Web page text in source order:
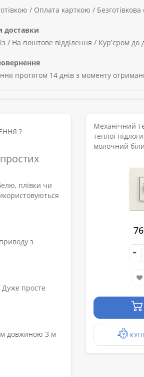
/ Оплата карткою / Безготівкова
доставки
/ На поштове відділення / Кур'єром до
протягом 14 днів з моменту
?
плівки чи
з
просте
довжиною 3 м
Механічний
теплої
молочний